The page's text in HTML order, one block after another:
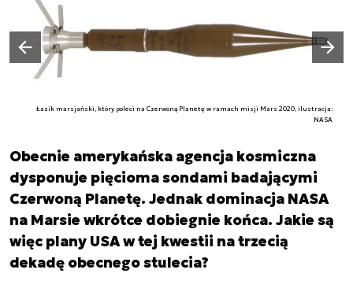
Łazik marsjański, który poleci na Czerwoną Planetę w ramach misji Mars 2020, ilustracja:
NASA
Poprzedni slajd
Następny slajd
Obecnie amerykańska agencja kosmiczna
dysponuje pięcioma sondami badającymi
Czerwoną Planetę. Jednak dominacja NASA
na Marsie wkrótce dobiegnie końca. Jakie są
więc plany USA w tej kwestii na trzecią
dekadę obecnego stulecia?